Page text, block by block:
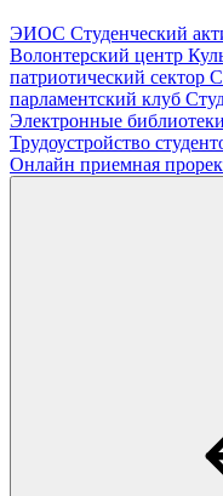
ЭИОС Студенческий
Волонтерский центр
патриотический сектор
парламентский клуб
Электронные библиотеки
Трудоустройство
Онлайн приемная